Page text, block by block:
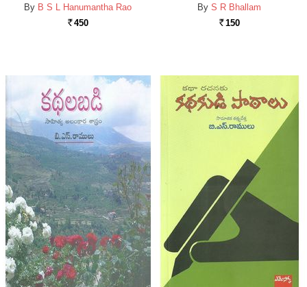
By B S L Hanumantha Rao
Rs. 450
By S R Bhallam
Rs. 150